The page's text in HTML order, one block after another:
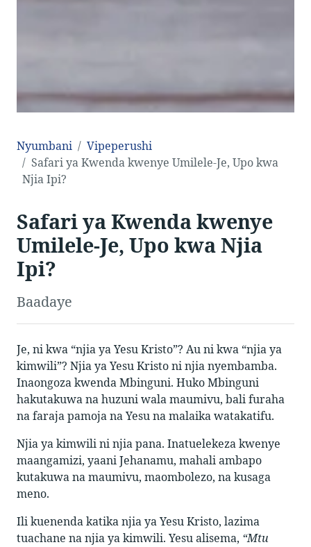
Nyumbani
Vipeperushi
Safari ya Kwenda kwenye Umilele-Je, Upo kwa
Njia Ipi?
Safari ya Kwenda kwenye
Umilele-Je, Upo kwa Njia
Ipi?
Baadaye
Je, ni kwa “njia ya Yesu Kristo”? Au ni kwa “njia ya
kimwili”? Njia ya Yesu Kristo ni njia nyembamba.
Inaongoza kwenda Mbinguni. Huko Mbinguni
hakutakuwa na huzuni wala maumivu, bali furaha
na faraja pamoja na Yesu na malaika watakatifu.
Njia ya kimwili ni njia pana. Inatuelekeza kwenye
maangamizi, yaani Jehanamu, mahali ambapo
kutakuwa na maumivu, maombolezo, na kusaga
meno.
Ili kuenenda katika njia ya Yesu Kristo, lazima
tuachane na njia ya kimwili. Yesu alisema, “Mtu